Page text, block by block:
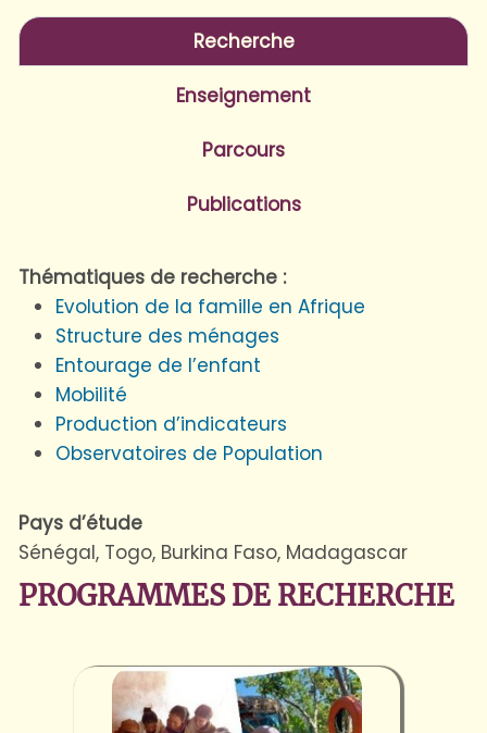
Recherche
Enseignement
Parcours
Publications
Thématiques de recherche :
Evolution de la famille en Afrique
Structure des ménages
Entourage de l’enfant
Mobilité
Production d’indicateurs
Observatoires de Population
Pays d’étude
Sénégal, Togo, Burkina Faso, Madagascar
PROGRAMMES DE RECHERCHE